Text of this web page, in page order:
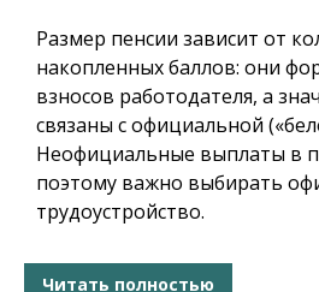
Размер пенсии зависит от
накопленных баллов: они
взносов работодателя, а
связаны с официальной
Неофициальные выплаты в
поэтому важно выбирать
трудоустройство.
Читать полностью